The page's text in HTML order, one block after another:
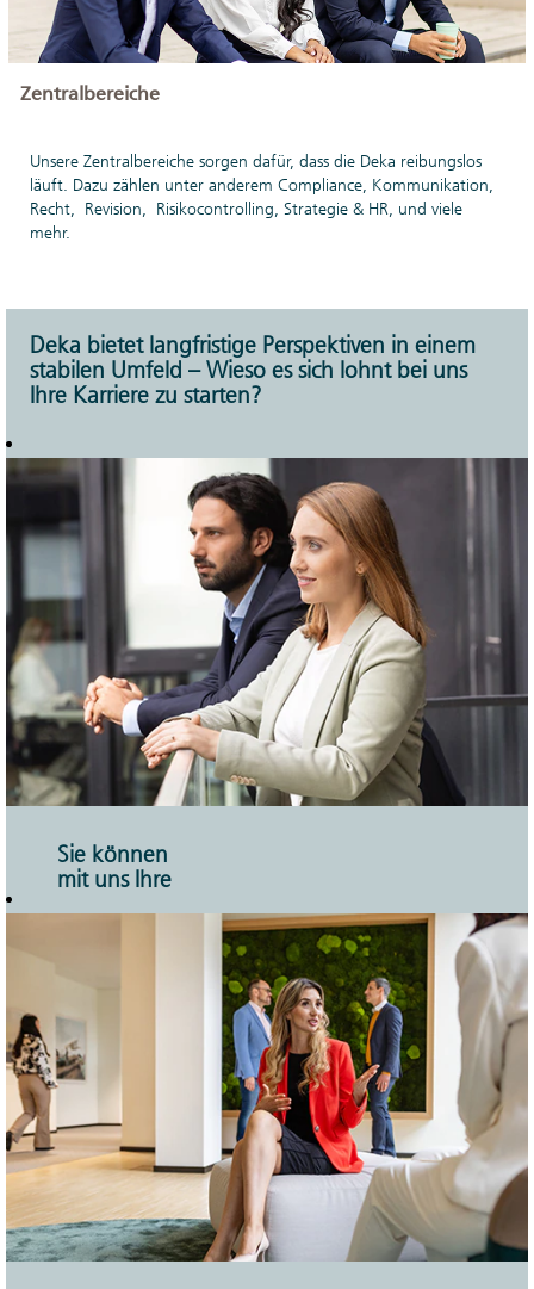
Zentralbereiche
Unsere Zentralbereiche sorgen dafür, dass die Deka reibungslos
läuft. Dazu zählen unter anderem Compliance, Kommunikation,
Recht, Revision, Risikocontrolling, Strategie & HR, und viele
mehr.
Deka bietet langfristige Perspektiven in einem
stabilen Umfeld – Wieso es sich lohnt bei uns
Ihre Karriere zu starten?
Sie können
mit uns Ihre
wesentlicher Teil der
Sparkassen-
verfügen wir über
einen hohen
Marktanteil und
solide finanzielle
Stärke. Mit diesen
Voraussetzungen